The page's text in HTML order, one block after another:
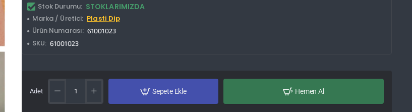
Stok Durumu: STOKLARIMIZDA
Marka / Üretici: Plasti Dip
Ürün Numarası: 61001023
SKU: 61001023
Adet Sepete Ekle Hemen Al